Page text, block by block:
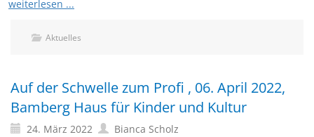
weiterlesen ...
Aktuelles
Auf der Schwelle zum Profi , 06. April 2022,
Bamberg Haus für Kinder und Kultur
24. März 2022 Bianca Scholz